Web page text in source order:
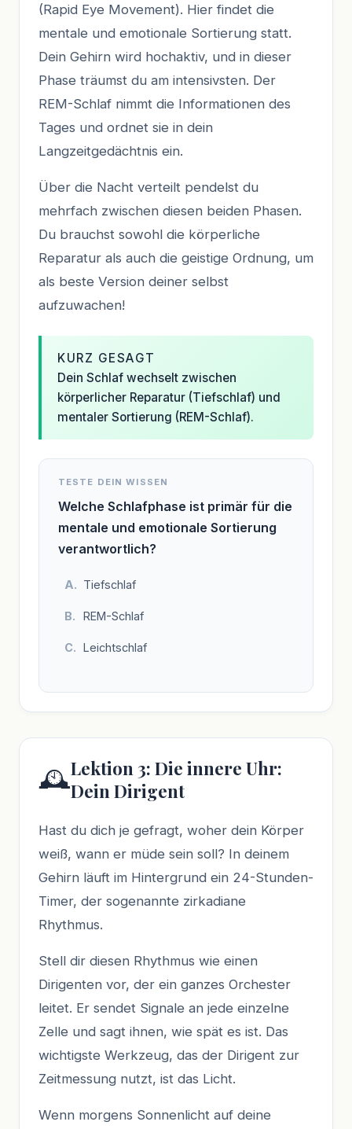
(Rapid Eye Movement). Hier findet die
mentale und emotionale Sortierung statt.
Dein Gehirn wird hochaktiv, und in dieser
Phase träumst du am intensivsten. Der
REM-Schlaf nimmt die Informationen des
Tages und ordnet sie in dein
Langzeitgedächtnis ein.
Über die Nacht verteilt pendelst du
mehrfach zwischen diesen beiden Phasen.
Du brauchst sowohl die körperliche
Reparatur als auch die geistige Ordnung, um
als beste Version deiner selbst
aufzuwachen!
KURZ GESAGT
Dein Schlaf wechselt zwischen
körperlicher Reparatur (Tiefschlaf) und
mentaler Sortierung (REM-Schlaf).
TESTE DEIN WISSEN
Welche Schlafphase ist primär für die
mentale und emotionale Sortierung
verantwortlich?
Tiefschlaf
REM-Schlaf
Leichtschlaf
🕰️Lektion 3: Die innere Uhr:
Dein Dirigent
Hast du dich je gefragt, woher dein Körper
weiß, wann er müde sein soll? In deinem
Gehirn läuft im Hintergrund ein 24-Stunden-
Timer, der sogenannte zirkadiane
Rhythmus.
Stell dir diesen Rhythmus wie einen
Dirigenten vor, der ein ganzes Orchester
leitet. Er sendet Signale an jede einzelne
Zelle und sagt ihnen, wie spät es ist. Das
wichtigste Werkzeug, das der Dirigent zur
Zeitmessung nutzt, ist das Licht.
Wenn morgens Sonnenlicht auf deine